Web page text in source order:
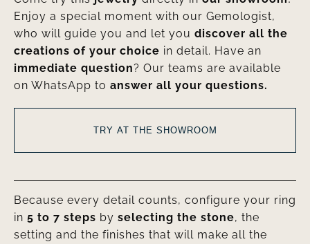
Enjoy a special moment with our Gemologist,
who will guide you and let you discover all the
creations of your choice in detail. Have an
immediate question? Our teams are available
on WhatsApp to answer all your questions.
TRY AT THE SHOWROOM
Because every detail counts, configure your ring
in 5 to 7 steps by selecting the stone, the
setting and the finishes that will make all the